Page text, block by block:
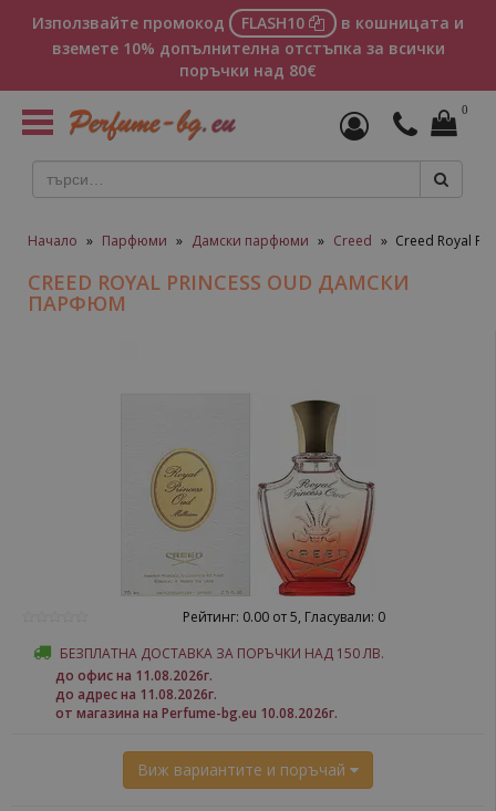
Използвайте промокод FLASH10
в кошницата и
вземете 10% допълнителна отстъпка за всички
поръчки над 80€
Toggle
navigation
0
Начало » Парфюми » Дамски парфюми » Creed » Creed Royal
CREED ROYAL PRINCESS OUD ДАМСКИ
ПАРФЮМ
Рейтинг: 0.00 от 5, Гласували: 0
БЕЗПЛАТНА ДОСТАВКА ЗА ПОРЪЧКИ НАД 150 ЛВ.
до офис на 11.08.2026г.
до адрес на 11.08.2026г.
от магазина на Perfume-bg.eu 10.08.2026г.
Виж вариантите и поръчай